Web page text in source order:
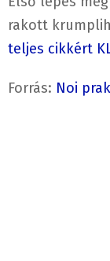
rakott
teljes cikkért
Forrás: Noi